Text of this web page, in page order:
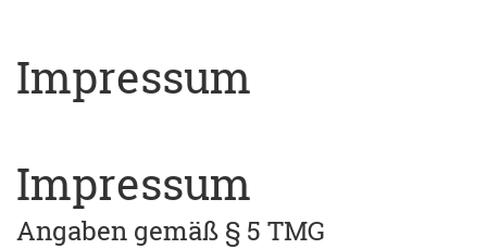
Impressum
Impressum
Angaben gemäß § 5 TMG